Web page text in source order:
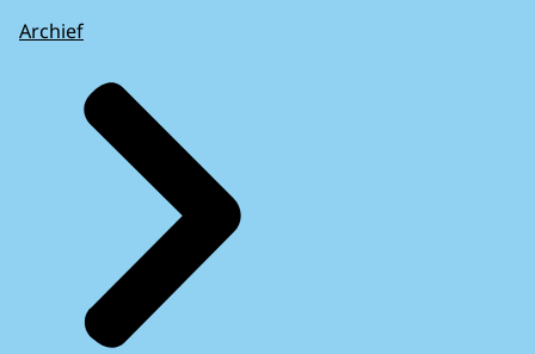
Archief